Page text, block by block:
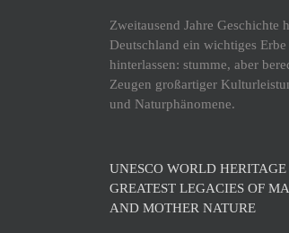
Zweitausend Jahre Geschichte
Deutschland ein wichtiges Erbe
hinterlassen: stumme, aber
Zeugen großartiger
und Naturphänomene.
UNESCO WORLD
GREATEST LEGACIES OF
AND MOTHER NATURE